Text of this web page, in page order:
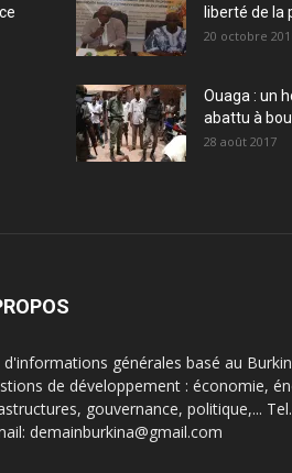
liberté de la
20 octobre
Ouaga : un
abattu à
28 août 2017
d'informations générales basé au
de développement : économie,
gouvernance, politique,...
demainburkina@gmail.com